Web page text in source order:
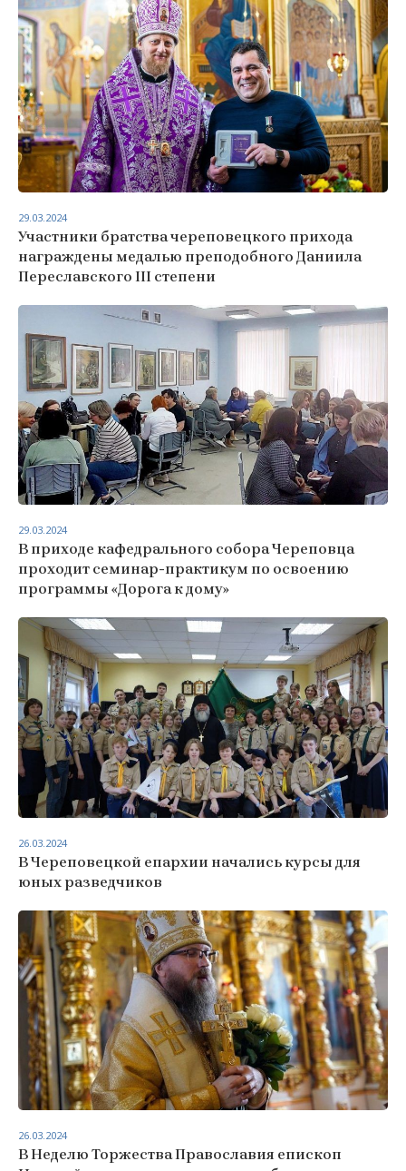
Участники братства череповецкого прихода
награждены медалью преподобного Даниила
Переславского III степени
29.03.2024
В приходе кафедрального собора Череповца
проходит семинар-практикум по освоению
программы «Дорога к дому»
29.03.2024
В Череповецкой епархии начались курсы для
юных разведчиков
26.03.2024
В Неделю Торжества Православия епископ
26.03.2024